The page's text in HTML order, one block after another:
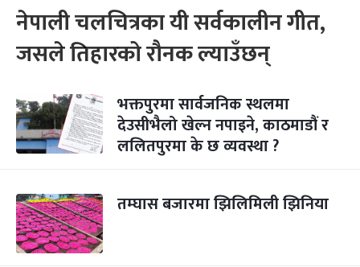
नेपाली चलचित्रका यी सर्वकालीन गीत,
जसले तिहारको रौनक ल्याउँछन्
भक्तपुरमा सार्वजनिक स्थलमा
देउसीभैलो खेल्न नपाइने, काठमाडौं र
ललितपुरमा के छ व्यवस्था ?
तम्घास बजारमा झिलिमिली झिनिया